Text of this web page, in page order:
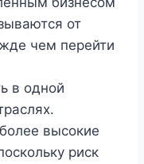
от
чем перейти
в одной
высокие
риск